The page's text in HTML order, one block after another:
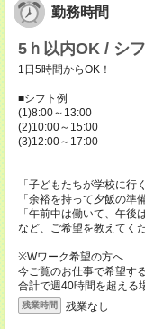
勤務時間
5ｈ以内OK / シ
1日5時間からOK！
■シフト例
(1)8:00～13:00
(2)10:00～15:00
(3)12:00～17:00
「子どもたちが学校に行
「余裕を持って夕飯の準
「午前中は働いて、午後
など、ご希望を教えてく
※Wワーク希望の方へ
今ご覧のお仕事で希望す
合計で週40時間を超える
残業時間 残業なし